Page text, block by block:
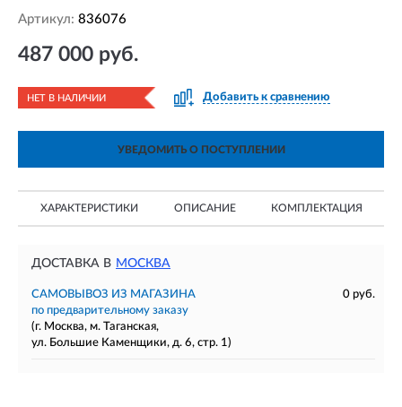
Артикул: 836076
487 000 руб.
НЕТ В НАЛИЧИИ Добавить к сравнению
УВЕДОМИТЬ О ПОСТУПЛЕНИИ
ХАРАКТЕРИСТИКИ ОПИСАНИЕ КОМПЛЕКТАЦИЯ
ДОСТАВКА В МОСКВА
САМОВЫВОЗ ИЗ МАГАЗИНА
0 руб.
по предварительному заказу
(г. Москва, м. Таганская,
ул. Большие Каменщики, д. 6, стр. 1)